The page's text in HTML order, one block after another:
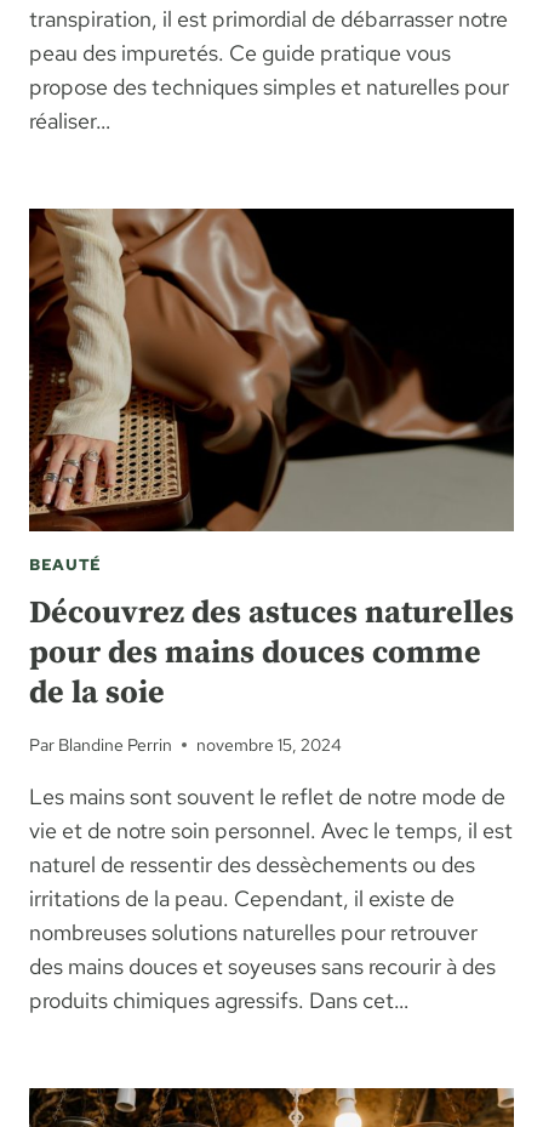
transpiration, il est primordial de débarrasser notre
peau des impuretés. Ce guide pratique vous
propose des techniques simples et naturelles pour
réaliser…
BEAUTÉ
Découvrez des astuces naturelles
pour des mains douces comme
de la soie
Par Blandine Perrin novembre 15, 2024
Les mains sont souvent le reflet de notre mode de
vie et de notre soin personnel. Avec le temps, il est
naturel de ressentir des dessèchements ou des
irritations de la peau. Cependant, il existe de
nombreuses solutions naturelles pour retrouver
des mains douces et soyeuses sans recourir à des
produits chimiques agressifs. Dans cet…